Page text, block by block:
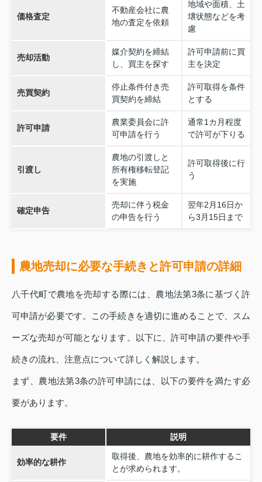
価格査定
不動産会社に農
地の査定を依頼
地域や面積、土
壌状態などを考
慮
売却活動
媒介契約を締結
し、買主を探す
許可申請前に買
主を決定
売買契約
停止条件付き売
買契約を締結
許可取得を条件
とする
許可申請
農業委員会に許
可申請を行う
通常1カ月程度
で許可が下りる
引渡し
農地の引渡しと
所有権移転登記
を実施
許可取得後に行
う
確定申告
売却に伴う税金
の申告を行う
翌年2月16日か
ら3月15日まで
農地売却に必要な手続きと許可申請の詳細
八千代町で農地を売却する際には、農地法第3条に基づく許
可申請が必要です。この手続きを適切に進めることで、スム
ーズな売却が可能となります。以下に、許可申請の要件や手
続きの流れ、注意点について詳しく解説します。
まず、農地法第3条の許可申請には、以下の要件を満たす必
要があります。
要件 説明
効率的な耕作
取得後、農地を効率的に耕作するこ
とが求められます。